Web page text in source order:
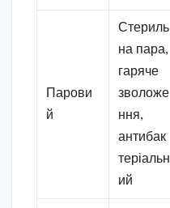
Парови
й
Стериль
на пара,
гаряче
зволоже
ння,
антибак
теріальн
ий